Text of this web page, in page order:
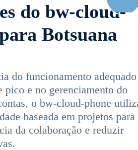
do bw-cloud-
Botsuana
do funcionamento adequado
pico e no gerenciamento do
o bw-cloud-phone
baseada em projetos para
da colaboração e reduzir